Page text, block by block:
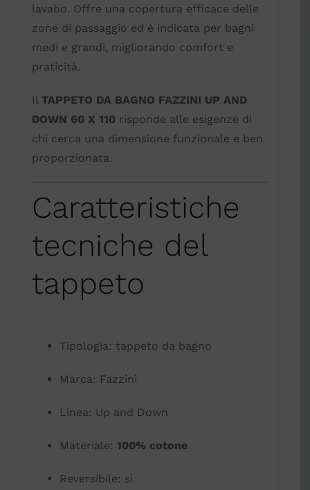
lavabo. Offre una copertura efficace delle
zone di passaggio ed è indicata per bagni
medi e grandi, migliorando comfort e
praticità.
Il TAPPETO DA BAGNO FAZZINI UP AND
DOWN 60 X 110risponde alle esigenze di
chi cerca una dimensione funzionale e ben
proporzionata.
Caratteristiche
tecniche del
tappeto
Tipologia: tappeto da bagno
Marca: Fazzini
Linea: Up and Down
Materiale: 100% cotone
Reversibile: sì